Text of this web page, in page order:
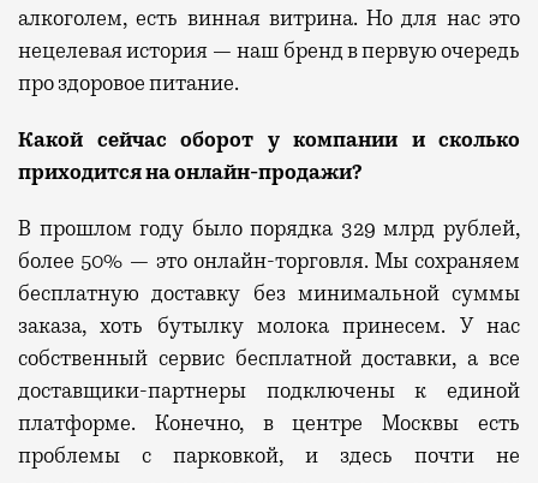
алкоголем, есть винная витрина.Но для нас это
нецелевая история — наш брендв первую очередь
про здоровое питание.
Какой сейчас оборот у компании и сколько
приходится на онлайн-продажи?
В прошлом году было порядка 329 млрд рублей,
более 50% — это онлайн-торговля. Мы сохраняем
бесплатную доставку без минимальной суммы
заказа, хоть бутылку молока принесем. У нас
собственный сервис бесплатной доставки, а все
доставщики-партнеры подключены к единой
платформе. Конечно, в центре Москвы есть
проблемы с парковкой, и здесь почти не